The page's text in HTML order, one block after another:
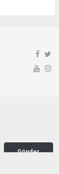
Gönder